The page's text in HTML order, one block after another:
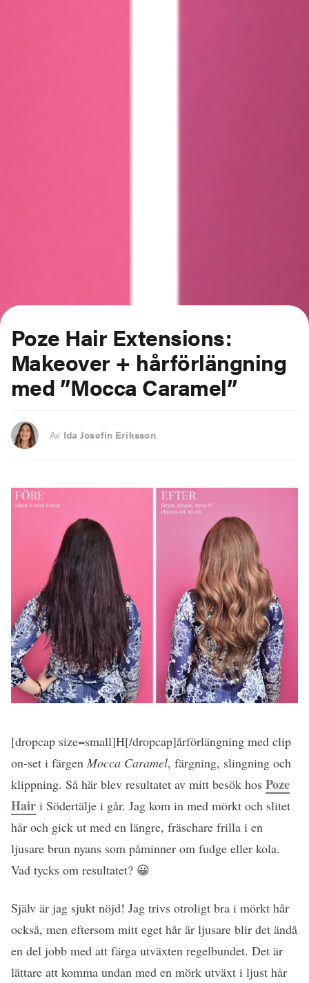
Poze Hair Extensions:
Makeover + hårförlängning
med ”Mocca Caramel”
Av Ida Josefin Eriksson
[dropcap size=small]H[/dropcap]årförlängning med clip
on-set i färgen Mocca Caramel, färgning, slingning och
klippning. Så här blev resultatet av mitt besök hos Poze
Hair i Södertälje i går. Jag kom in med mörkt och slitet
hår och gick ut med en längre, fräschare frilla i en
ljusare brun nyans som påminner om fudge eller kola.
Vad tycks om resultatet? 😀
Själv är jag sjukt nöjd! Jag trivs otroligt bra i mörkt hår
också, men eftersom mitt eget hår är ljusare blir det ändå
en del jobb med att färga utväxten regelbundet. Det är
lättare att komma undan med en mörk utväxt i ljust hår